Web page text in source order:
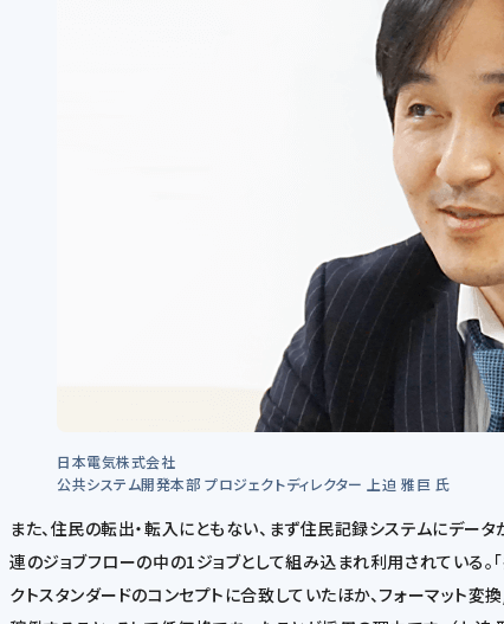
日本電気株式会社
公共システム開発本部 プロジェクトディレクター 上迫 雅巨 氏
また、住民の転出・転入にともない、まず住民記録システムにデー
連のジョブフローの中の1ジョブとして組み込まれ利用されている
クトスタンダードのコンセプトに合致していたほか、フォーマッ